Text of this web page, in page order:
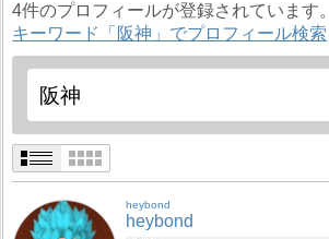
4件のプロフィールが登録されています。
キーワード「阪神」でプロフィール検索
heybond
heybond